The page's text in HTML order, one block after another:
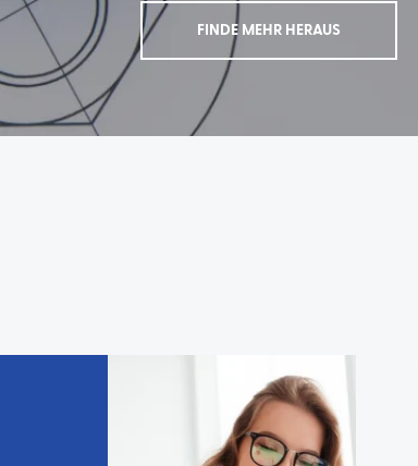
FINDE MEHR HERAUS